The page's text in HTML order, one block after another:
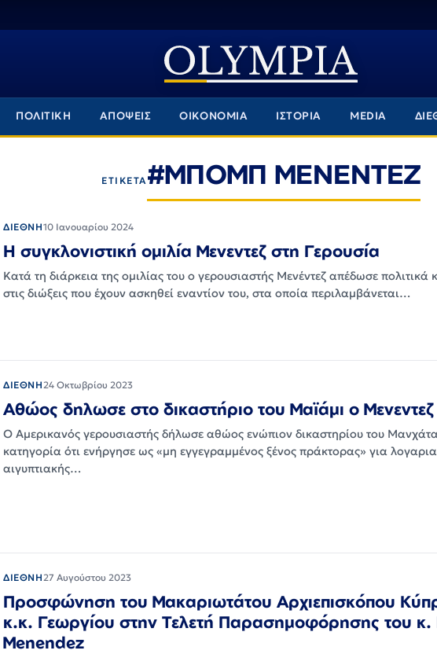
ΠΟΛΙΤΙΚΗ ΑΠΟΨΕΙΣ ΟΙΚΟΝΟΜΙΑ ΙΣΤΟΡΙΑ MEDIA
ΕΤΙΚΕΤΑ#ΜΠΟΜΠ ΜΕΝΕΝΤΕΖ
ΔΙΕΘΝΗ10 Ιανουαρίου 2024
Η συγκλονιστική ομιλία Μενεντεζ στη Γερουσία
Κατά τη διάρκεια της ομιλίας του ο γερουσιαστής Μενέντεζ απέδωσε πολιτικά
στις διώξεις που έχουν ασκηθεί εναντίον του, στα οποία περιλαμβάνεται…
ΔΙΕΘΝΗ24 Οκτωβρίου 2023
Αθώος δηλωσε στο δικαστήριο του Μαϊάμι ο Μενεντεζ
Ο Αμερικανός γερουσιαστής δήλωσε αθώος ενώπιον δικαστηρίου του
κατηγορία ότι ενήργησε ως «μη εγγεγραμμένος ξένος πράκτορας» για
αιγυπτιακής…
ΔΙΕΘΝΗ27 Αυγούστου 2023
Προσφώνηση του Μακαριωτάτου Αρχιεπισκόπου
κ.κ. Γεωργίου στην Τελετή Παρασημοφόρησης του κ.
Menendez